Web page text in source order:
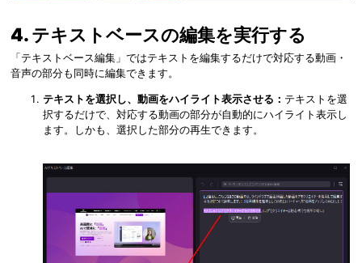
4. テキストベースの編集を実行する
「テキストベース編集」ではテキストを編集するだけで対応する動画・
音声の部分も同時に編集できます。
テキストを選択し、動画をハイライト表示させる： テキストを選
択するだけで、対応する動画の部分が自動的にハイライト表示し
ます。しかも、選択した部分の再生できます。